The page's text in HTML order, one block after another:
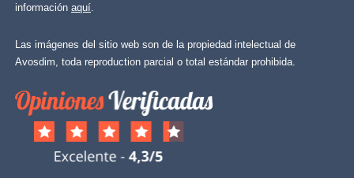
información aquí.
Las imágenes del sitio web son de la propiedad intelectual de
Avosdim, toda reproduction parcial o total estándar prohibida.